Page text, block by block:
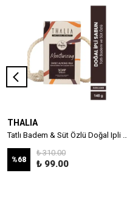
THALIA
%68
₺ 310.00
₺ 99.00